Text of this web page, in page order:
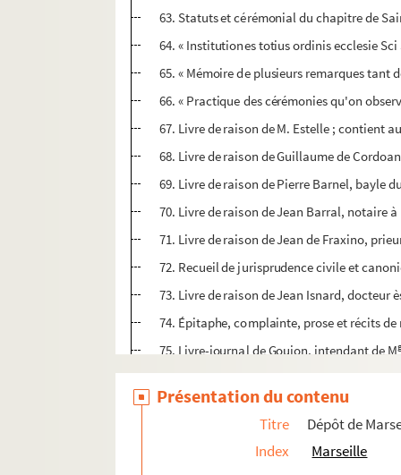
63. Statuts et cérémonial du chapitre de
64. « Institutiones totius ordinis ecclesie
65. « Mémoire de plusieurs remarques tant
66. « Practique des cérémonies qu'on
67. Livre de raison de M. Estelle ; contient
68. Livre de raison de Guillaume de
69. Livre de raison de Pierre Barnel, bayle
70. Livre de raison de Jean Barral, notaire à
71. Livre de raison de Jean de Fraxino,
72. Recueil de jurisprudence civile et
73. Livre de raison de Jean Isnard, docteur
74. Épitaphe, complainte, prose et récits
75. Livre-journal de Goujon, intendant de M
76. Cérémonial du chapitre cathédral de la
77. Statuts du chapitre cathédral de la
78. Procès-verbal et informations faites
79. « Liber extraordinariorum Ecclesiae... »
Présentation du contenu
Titre
Dépôt de
Index
Marseille